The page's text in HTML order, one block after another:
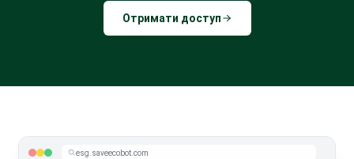
Отримати доступ
esg.saveecobot.com